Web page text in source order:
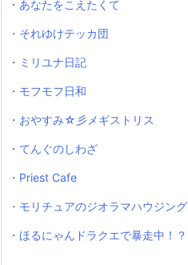
・あなたをこえたくて
・それゆけテッカ団
・ミリユナ日記
・モフモフ日和
・おやすみ☆彡メギストリス
・てんぐのしわざ
・Priest Cafe
・モリチュアのジオラマハウジング
・ほるにゃんドラクエで暴走中！？